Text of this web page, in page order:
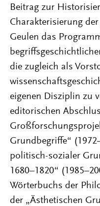
Beitrag zur
Charakterisierung
Geulen das
die zugleich als
eigenen Disziplin zu
editorischen
Grundbegriffe“
politisch-sozialer
1680–1820“
Wörterbuchs der
der „Ästhetischen